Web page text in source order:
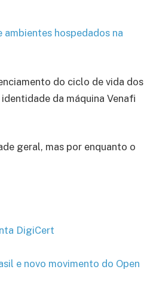
hospedados na
do ciclo de vida dos
da máquina Venafi
geral, mas por enquanto o
DigiCert
e novo movimento do Open